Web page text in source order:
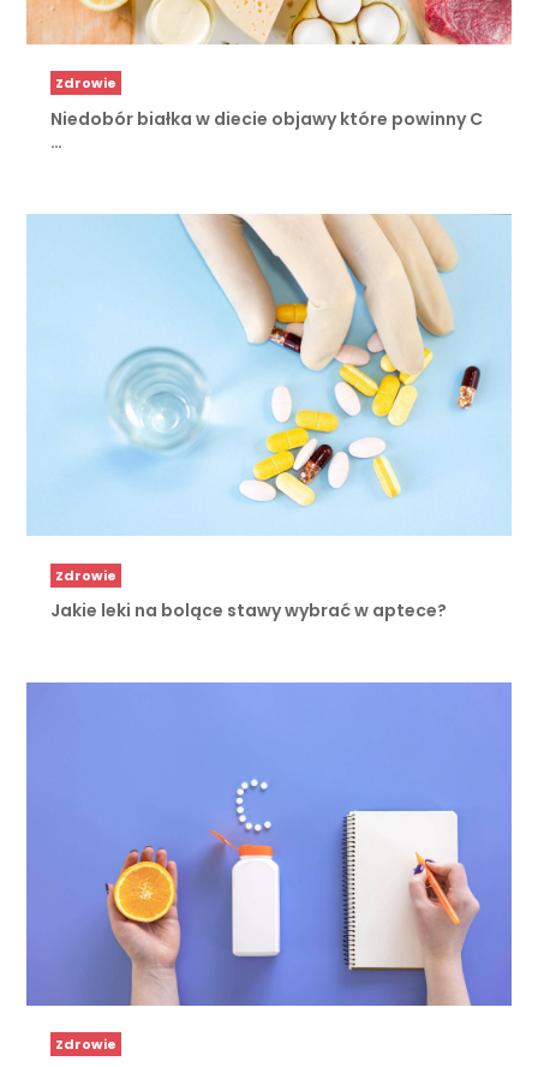
Zdrowie
Niedobór białka w diecie objawy które powinny C
…
Zdrowie
Jakie leki na bolące stawy wybrać w aptece?
Zdrowie